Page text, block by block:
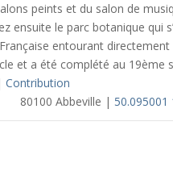
peints et du salon de
ensuite le parc botanique qui
entourant
et a été complété au 19ème
Contribution
80100 Abbeville | 50.095001